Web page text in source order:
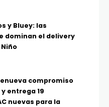
y Bluey: las
dominan el delivery
compromiso
entrega 19
nuevas para la